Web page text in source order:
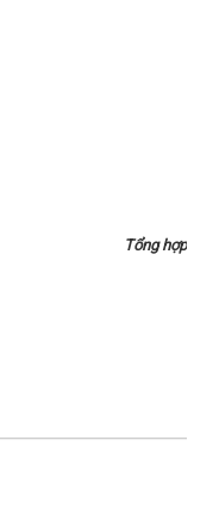
Tổng hợp